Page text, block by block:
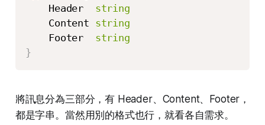
    Header
string
    Content
string
    Footer
string
}
將訊息分為三部分，有 Header、Content、Footer，
都是字串。當然用別的格式也行，就看各自需求。